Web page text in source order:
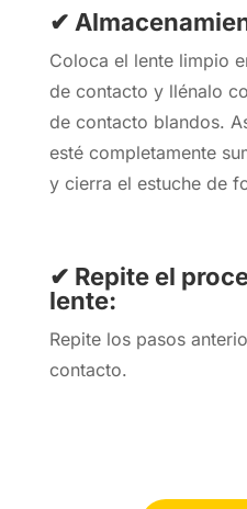
✔
Coloca el lente limpio
de contacto y llénalo
de contacto blandos.
esté completamente
y cierra el estuche de
✔ Repite el
lente:
Repite los pasos
contacto.